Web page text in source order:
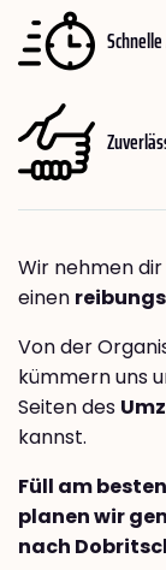
Wir nehmen
einen
Von der
kümmern uns
Seiten des
kannst.
Füll am
planen wir
nach